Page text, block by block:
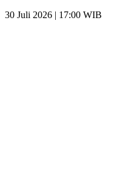
30 Juli 2026 | 17:00 WIB